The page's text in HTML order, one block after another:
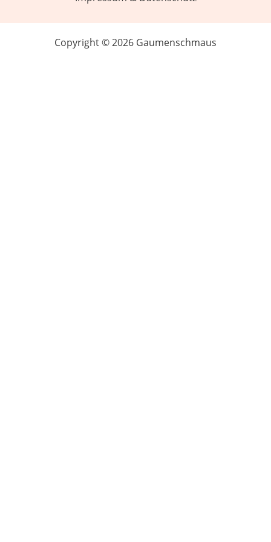
Copyright © 2026 Gaumenschmaus